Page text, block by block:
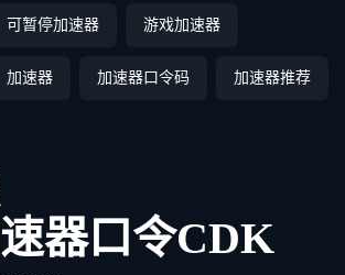
可暂停加速器 游戏加速器
加速器 加速器口令码 加速器推荐
器口令CDK